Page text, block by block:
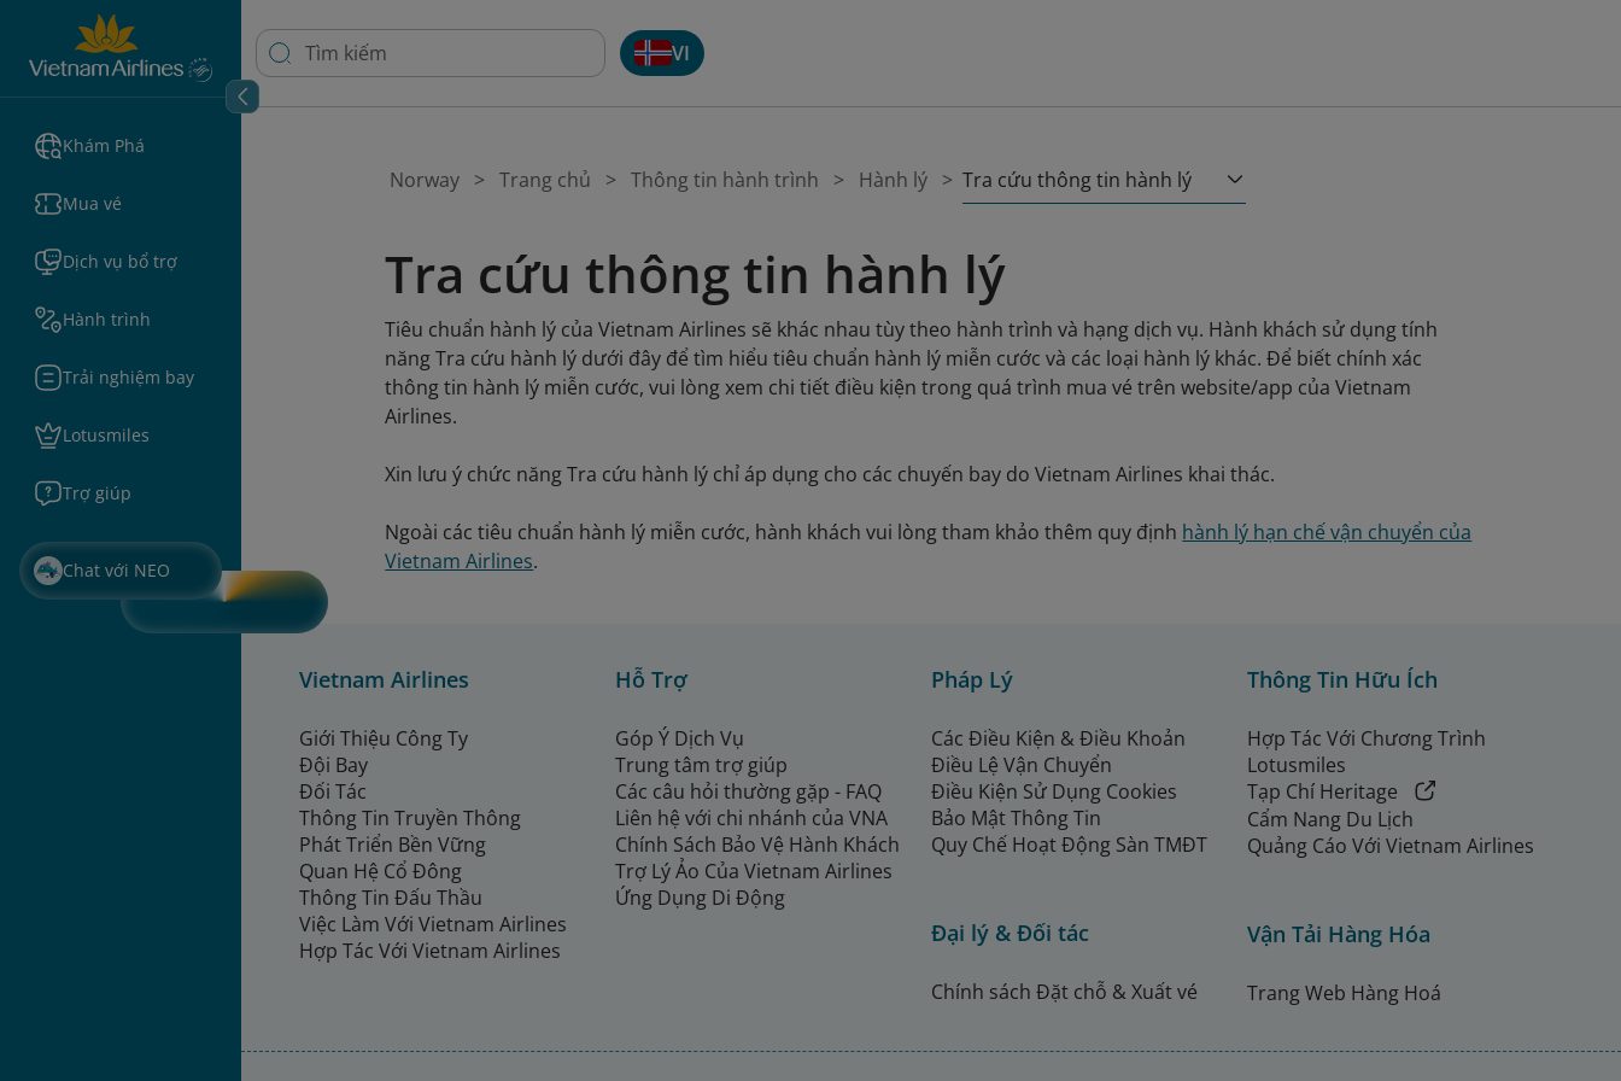
Khám Phá
Mua vé
Dịch vụ bổ trợ
Hành trình
Trải nghiệm bay
Lotusmiles
Trợ giúp
Chat với NEO
VI
Norway Trang chủ Thông tin hành trình Hành lý Tra cứu thông tin hành lý
Tra cứu thông tin hành lý
Tiêu chuẩn hành lý của Vietnam Airlines sẽ khác nhau tùy theo hành trình và hạng dịch vụ. Hành khách sử dụng tính
năng Tra cứu hành lý dưới đây để tìm hiểu tiêu chuẩn hành lý miễn cước và các loại hành lý khác. Để biết chính xác
thông tin hành lý miễn cước, vui lòng xem chi tiết điều kiện trong quá trình mua vé trên website/app của Vietnam
Airlines.
Xin lưu ý chức năng Tra cứu hành lý chỉ áp dụng cho các chuyến bay do Vietnam Airlines khai thác.
Ngoài các tiêu chuẩn hành lý miễn cước, hành khách vui lòng tham khảo thêm quy định hành lý hạn chế vận chuyển của
Vietnam Airlines.
Vietnam Airlines
Giới Thiệu Công Ty
Đội Bay
Đối Tác
Thông Tin Truyền Thông
Phát Triển Bền Vững
Quan Hệ Cổ Đông
Thông Tin Đấu Thầu
Việc Làm Với Vietnam Airlines
Hợp Tác Với Vietnam Airlines
Hỗ Trợ
Góp Ý Dịch Vụ
Trung tâm trợ giúp
Các câu hỏi thường gặp - FAQ
Liên hệ với chi nhánh của VNA
Chính Sách Bảo Vệ Hành Khách
Trợ Lý Ảo Của Vietnam Airlines
Ứng Dụng Di Động
Pháp Lý
Các Điều Kiện & Điều Khoản
Điều Lệ Vận Chuyển
Điều Kiện Sử Dụng Cookies
Bảo Mật Thông Tin
Quy Chế Hoạt Động Sàn TMĐT
Đại lý & Đối tác
Chính sách Đặt chỗ & Xuất vé
Thông Tin Hữu Ích
Hợp Tác Với Chương Trình
Lotusmiles
Tạp Chí Heritage
Cẩm Nang Du Lịch
Quảng Cáo Với Vietnam Airlines
Vận Tải Hàng Hóa
Trang Web Hàng Hoá